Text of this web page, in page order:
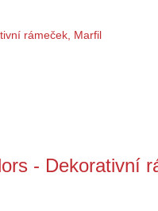
- Dekorativní